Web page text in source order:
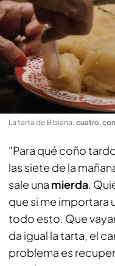
La tarta de Bibiana.
"Para qué coño
las siete de la
sale una mierda.
que si me importara
todo esto. Que
da igual la tarta, el
problema es